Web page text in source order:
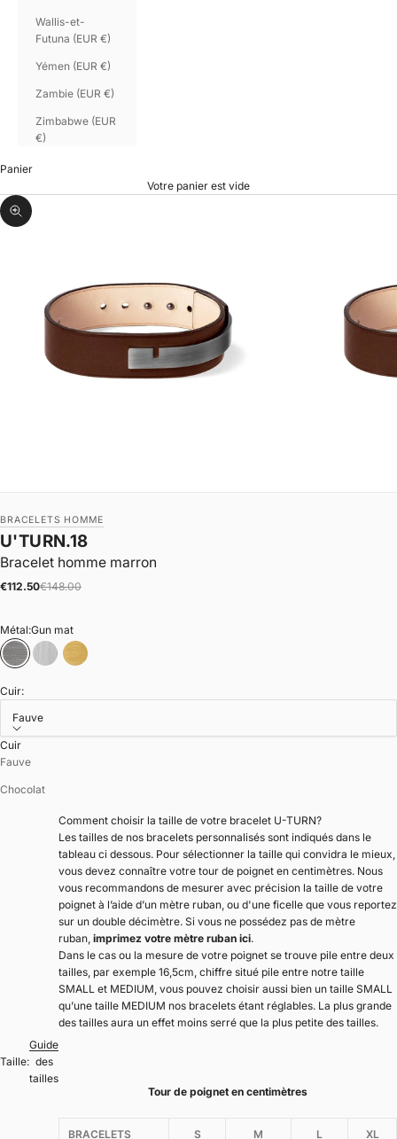
Wallis-et-
Futuna (EUR €)
Yémen (EUR €)
Zambie (EUR €)
Zimbabwe (EUR
€)
Panier
Votre panier est vide
Zoomer sur l'image
BRACELETS HOMME
Bracelet homme marron
U'TURN.18
Prix de vente
€112.50Prix normal
€148.00
Métal:Gun mat
Gun matArgent mat
Or mat
Cuir:
Fauve
Cuir
Fauve
Chocolat
Taille:
Guide
des
tailles
Comment choisir la taille de votre bracelet U-TURN?
Les tailles de nos bracelets personnalisés sont indiqués dans le
tableau ci dessous. Pour sélectionner la taille qui convidra le mieux,
vous devez connaître votre tour de poignet en centimètres. Nous
vous recommandons de mesurer avec précision la taille de votre
poignet à l’aide d’un mètre ruban, ou d'une ficelle que vous reportez
sur un double décimètre. Si vous ne possédez pas de mètre
ruban, imprimez votre mètre ruban ici.
Dans le cas ou la mesure de votre poignet se trouve pile entre deux
tailles, par exemple 16,5cm, chiffre situé pile entre notre taille
SMALL et MEDIUM, vous pouvez choisir aussi bien un taille SMALL
qu’une taille MEDIUM nos bracelets étant réglables. La plus grande
des tailles aura un effet moins serré que la plus petite des tailles.
Tour de poignet en centimètres
BRACELETS S M L XL